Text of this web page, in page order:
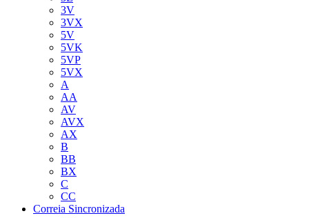
3V
3VX
5V
5VK
5VP
5VX
A
AA
AV
AVX
AX
B
BB
BX
C
CC
Correia Sincronizada